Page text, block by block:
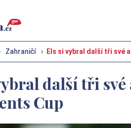
Zahraničí › Els si vybral další tři své
další tři
Cup